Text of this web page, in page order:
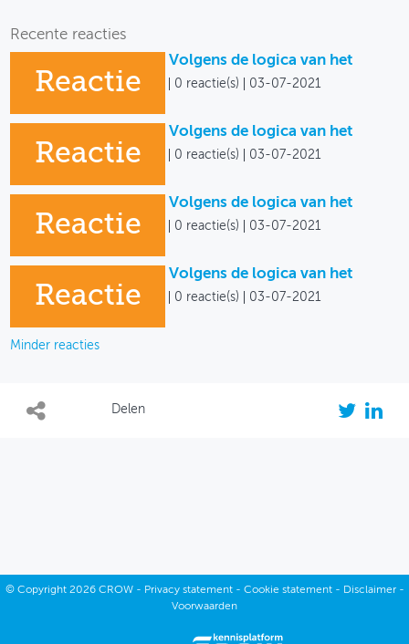
Recente reacties
Reactie
Volgens de logica van het
0 reactie(s) 03-07-2021
Reactie
Volgens de logica van het
0 reactie(s) 03-07-2021
Reactie
Volgens de logica van het
0 reactie(s) 03-07-2021
Reactie
Volgens de logica van het
0 reactie(s) 03-07-2021
Minder reacties
Delen
© Copyright2026 CROW - Privacy statement- Cookie statement- Disclaimer-
Voorwaarden